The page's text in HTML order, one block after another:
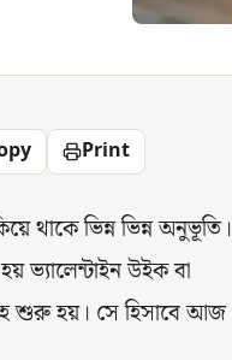
Print
থাকে ভিন্ন ভিন্ন অনুভূতি।
ভ্যালেন্টাইন উইক বা
শুরু হয়। সে হিসাবে আজ